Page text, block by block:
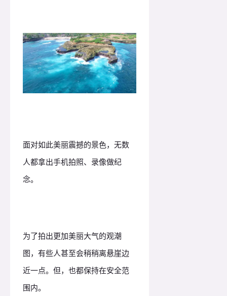
面对如此美丽震撼的景色，无数
人都拿出手机拍照、录像做纪
念。
为了拍出更加美丽大气的观潮
图，有些人甚至会稍稍离悬崖边
近一点。但，也都保持在安全范
围内。